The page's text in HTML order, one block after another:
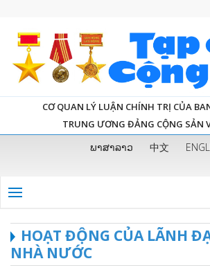
CƠ QUAN LÝ LUẬN CHÍNH TRỊ CỦA
TRUNG ƯƠNG ĐẢNG CỘNG SẢN
ພາສາລາວ 中文
HOẠT ĐỘNG CỦA LÃNH
NHÀ NƯỚC